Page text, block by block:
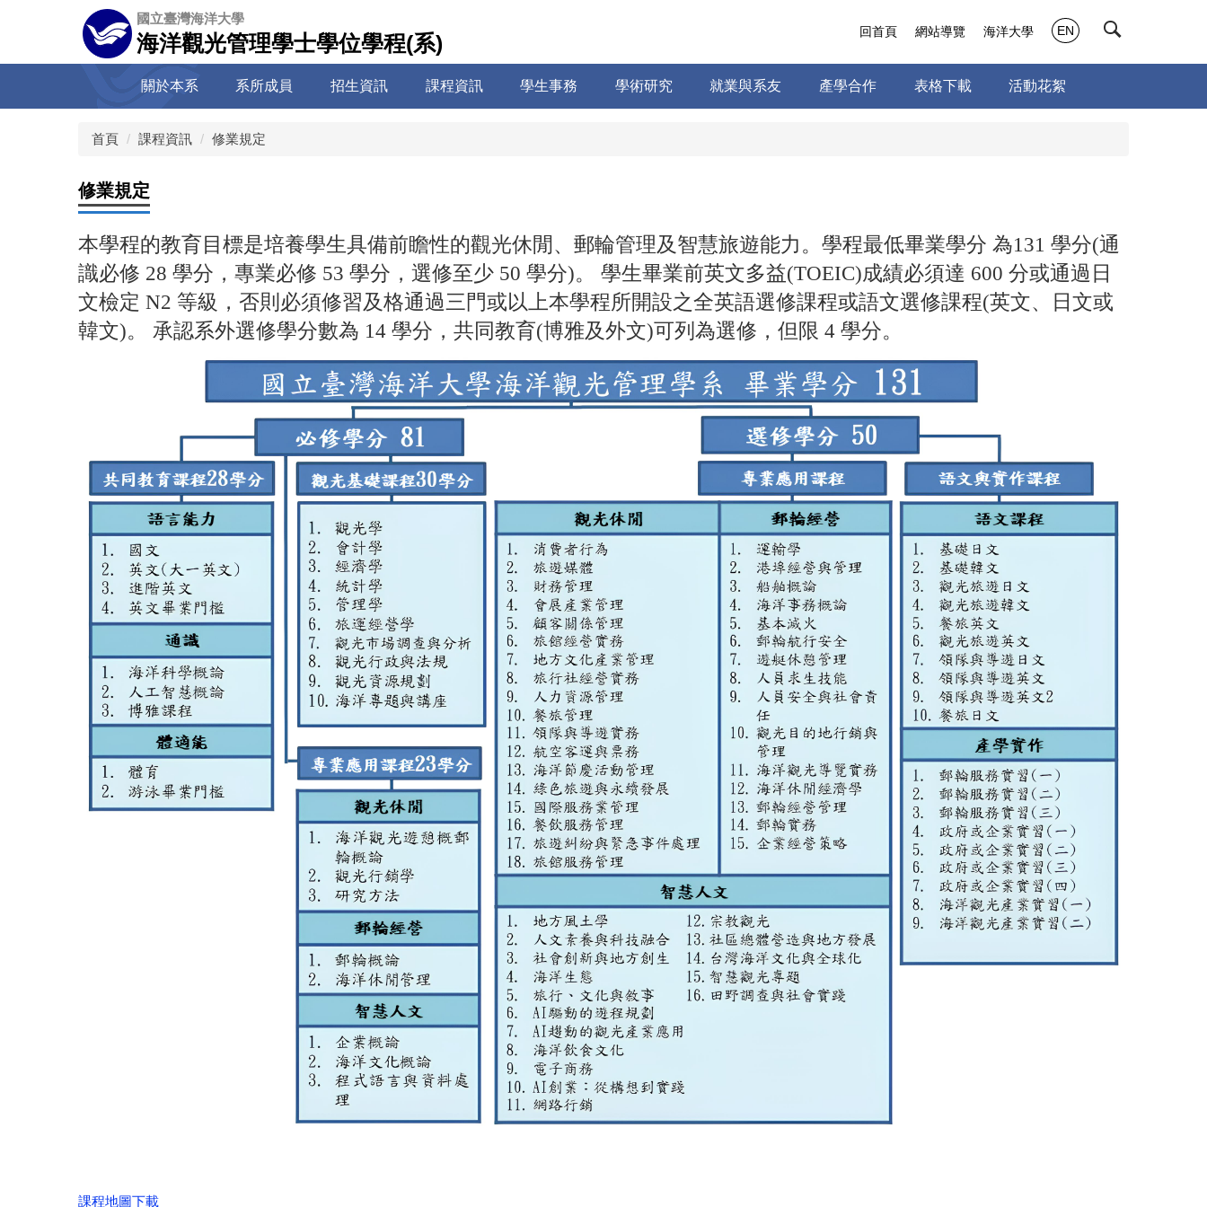
容
國立臺灣海洋大學
海洋觀光管理學士學位學程(系)
關於本系 系所成員 招生資訊 課程資訊 學生事務 學術研究 就業與系友 產學合作 表格下載 活動花絮
回首頁 網站導覽 海洋大學 EN
首頁 課程資訊 修業規定
修業規定
本學程的教育目標是培養學生具備前瞻性的觀光休閒、郵輪管理及智慧旅遊能力。學程最低畢業學分 為131 學分(通
識必修 28 學分，專業必修 53 學分，選修至少 50 學分)。 學生畢業前英文多益(TOEIC)成績必須達 600 分或通過日
文檢定 N2 等級，否則必須修習及格通過三門或以上本學程所開設之全英語選修課程或語文選修課程(英文、日文或
韓文)。 承認系外選修學分數為 14 學分，共同教育(博雅及外文)可列為選修，但限 4 學分。
課程地圖下載